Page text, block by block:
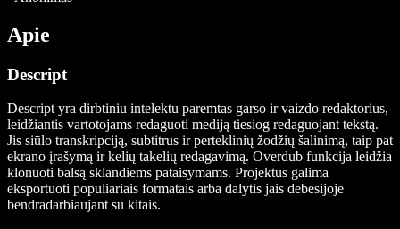
Apie
Descript
Descript yra dirbtiniu intelektu paremtas garso ir vaizdo redaktorius,
leidžiantis vartotojams redaguoti mediją tiesiog redaguojant tekstą.
Jis siūlo transkripciją, subtitrus ir perteklinių žodžių šalinimą, taip pat
ekrano įrašymą ir kelių takelių redagavimą. Overdub funkcija leidžia
klonuoti balsą sklandiems pataisymams. Projektus galima
eksportuoti populiariais formatais arba dalytis jais debesijoje
bendradarbiaujant su kitais.